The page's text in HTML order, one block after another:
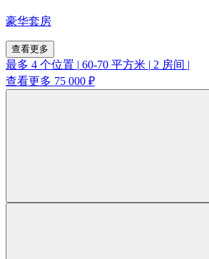
豪华套房
查看更多
最多 4 个位置 | 60-70 平方米 | 2 房间 |
查看更多 75 000 ₽